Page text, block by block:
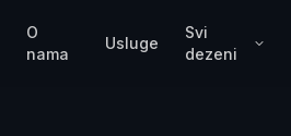
O
nama
Usluge
Svi
dezeni